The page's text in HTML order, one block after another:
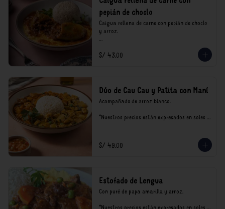
pepián de choclo
Caigua rellena de carne con pepián de choclo
y arroz.
*Nuestros precios están expresados en soles e
incluyen impuestos de ley y recargo al
S/ 43.00
Dúo de Cau Cau y Patita con Maní
Acompañado de arroz blanco.
*Nuestros precios están expresados en soles e
S/ 49.00
Estofado de Lengua
Con puré de papa amarilla y arroz.